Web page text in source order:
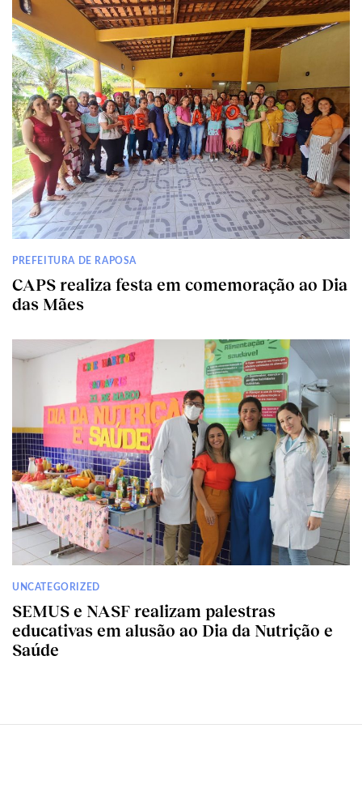
PREFEITURA DE RAPOSA
CAPS realiza festa em comemoração ao Dia
das Mães
UNCATEGORIZED
SEMUS e NASF realizam palestras
educativas em alusão ao Dia da Nutrição e
Saúde